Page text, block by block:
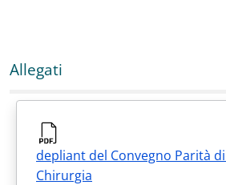
Allegati
depliant del Convegno Parità
Chirurgia